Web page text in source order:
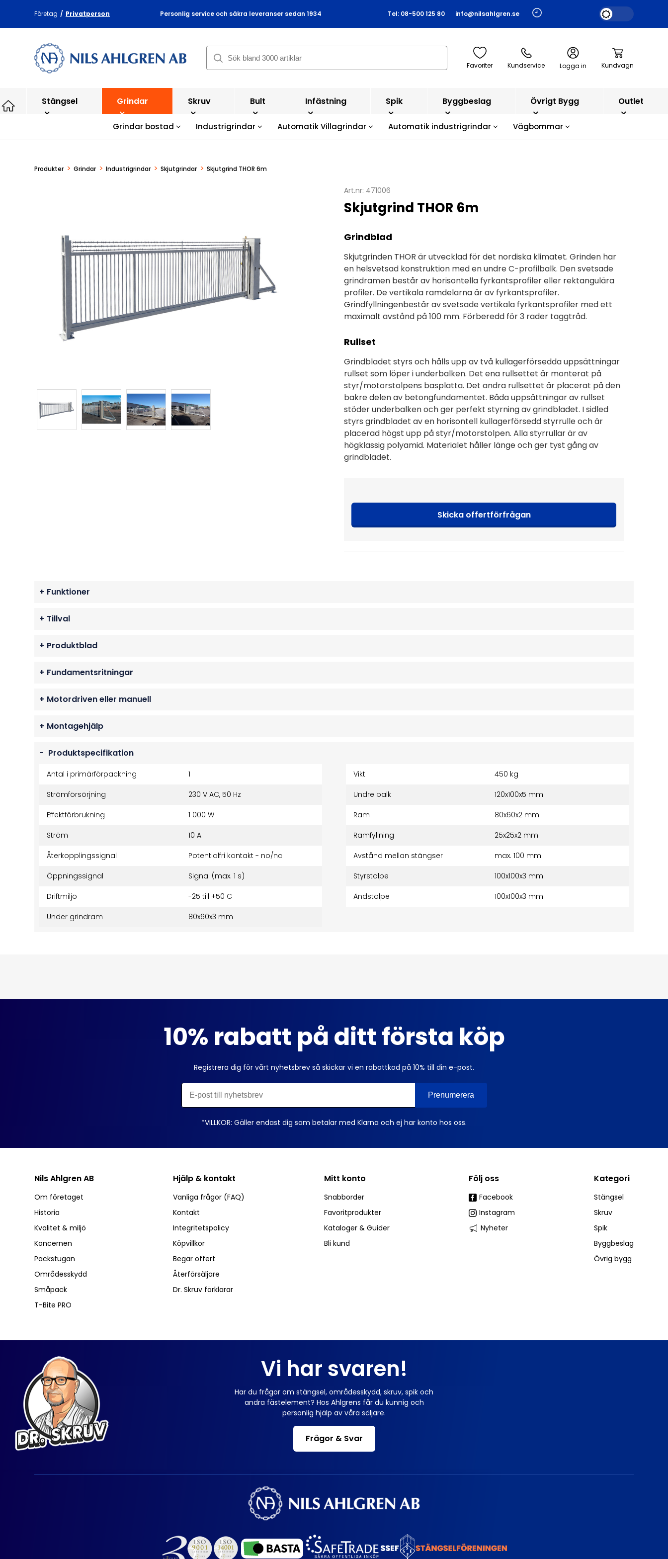
Företag / Privatperson Personlig service och säkra leveranser sedan 1934 Tel: 08-500 125 80 info@nilsahlgren.se
Favoriter Kundservice Logga in Kundvagn
Stängsel Grindar
Grindar bostad Industrigrindar Automatik Villagrindar Automatik industrigrindar Vägbommar
Skruv Bult Infästning Spik Byggbeslag Övrigt Bygg Outlet
Produkter > Grindar > Industrigrindar > Skjutgrindar > Skjutgrind THOR 6m
Art.nr: 471006
Skjutgrind THOR 6m
Grindblad
Skjutgrinden THOR är utvecklad för det nordiska klimatet. Grinden har
en helsvetsad konstruktion med en undre C-profilbalk. Den svetsade
grindramen består av horisontella fyrkantsprofiler eller rektangulära
profiler. De vertikala ramdelarna är av fyrkantsprofiler.
Grindfyllningenbestår av svetsade vertikala fyrkantsprofiler med ett
maximalt avstånd på 100 mm. Förberedd för 3 rader taggtråd.
Rullset
Grindbladet styrs och hålls upp av två kullagerförsedda uppsättningar
rullset som löper i underbalken. Det ena rullsettet är monterat på
styr/motorstolpens basplatta. Det andra rullsettet är placerat på den
bakre delen av betongfundamentet. Båda uppsättningar av rullset
stöder underbalken och ger perfekt styrning av grindbladet. I sidled
styrs grindbladet av en horisontell kullagerförsedd styrrulle och är
placerad högst upp på styr/motorstolpen. Alla styrrullar är av
högklassig polyamid. Materialet håller länge och ger tyst gång av
grindbladet.
Skicka offertförfrågan
+ Funktioner
+ Tillval
+ Produktblad
+ Fundamentsritningar
+ Motordriven eller manuell
+ Montagehjälp
- Produktspecifikation
Antal i primärförpackning 1
Strömförsörjning 230 V AC, 50 Hz
Effektförbrukning 1 000 W
Ström 10 A
Återkopplingssignal Potentialfri kontakt - no/nc
Öppningssignal Signal (max. 1 s)
Driftmiljö -25 till +50 C
Under grindram 80x60x3 mm
Vikt 450 kg
Undre balk 120x100x5 mm
Ram 80x60x2 mm
Ramfyllning 25x25x2 mm
Avstånd mellan stängser max. 100 mm
Styrstolpe 100x100x3 mm
Ändstolpe 100x100x3 mm
10% rabatt på ditt första köp
Registrera dig för vårt nyhetsbrev så skickar vi en rabattkod på 10% till din e-post.
*VILLKOR: Gäller endast dig som betalar med Klarna och ej har konto hos oss.
Nils Ahlgren AB
Om företaget
Historia
Kvalitet & miljö
Koncernen
Packstugan
Områdesskydd
Småpack
T-Bite PRO
Hjälp & kontakt
Vanliga frågor (FAQ)
Kontakt
Integritetspolicy
Köpvillkor
Begär offert
Återförsäljare
Dr. Skruv förklarar
Mitt konto
Snabborder
Favoritprodukter
Kataloger & Guider
Bli kund
Följ oss
Facebook
Instagram
Nyheter
Kategori
Stängsel
Skruv
Spik
Byggbeslag
Övrig bygg
Vi har svaren!
Har du frågor om stängsel, områdesskydd, skruv, spik och
andra fästelement? Hos Ahlgrens får du kunnig och
personlig hjälp av våra säljare.
Frågor & Svar